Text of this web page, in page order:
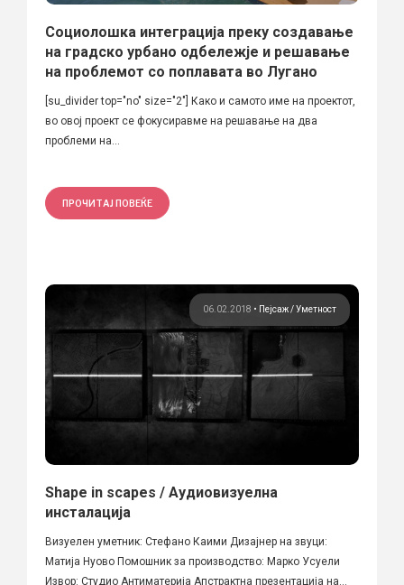
Социолошка интеграција преку создавање
на градско урбано одбележје и решавање
на проблемот со поплавата во Лугано
[su_divider top="no" size="2"] Како и самото име на проектот,
во овој проект се фокусиравме на решавање на два
проблеми на...
ПРОЧИТАЈ ПОВЕЌЕ
06.02.2018 • Пејсаж Уметност
Shape in scapes / Аудиовизуелна
инсталација
Визуелен уметник: Стефано Каими Дизајнер на звуци:
Матија Нуово Помошник за производство: Марко Усуели
Извор: Студио Антиматерија Апстрактна презентација на...